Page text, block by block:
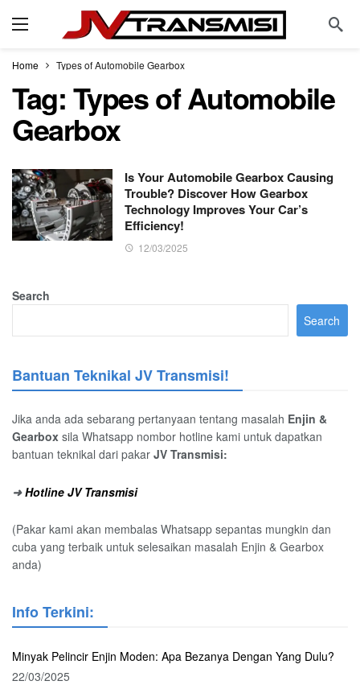
Home Types of Automobile Gearbox
Tag:Types of Automobile
Gearbox
Is Your Automobile Gearbox Causing
Trouble? Discover How Gearbox
Technology Improves Your Car’s
Efficiency!
12/03/2025
Search
Search
Bantuan Teknikal JV Transmisi!
Jika anda ada sebarang pertanyaan tentang masalah Enjin &
Gearbox sila Whatsapp nombor hotline kami untuk dapatkan
bantuan teknikal dari pakar JV Transmisi:
➜Hotline JV Transmisi
(Pakar kami akan membalas Whatsapp sepantas mungkin dan
cuba yang terbaik untuk selesaikan masalah Enjin & Gearbox
anda)
Info Terkini:
Minyak Pelincir Enjin Moden: Apa Bezanya Dengan Yang Dulu?
22/03/2025